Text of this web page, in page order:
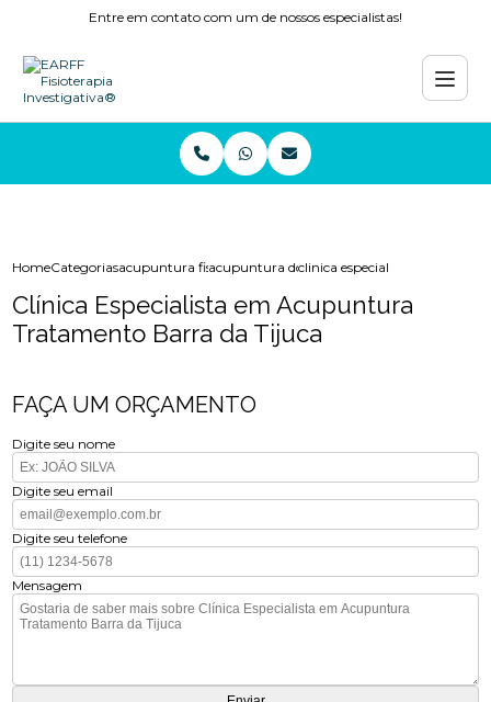
Entre em contato com um de nossos especialistas!
HomeCategoriasacupuntura fisioterapia
acupuntura dorclinica especialista em
Clínica Especialista em Acupuntura
Tratamento Barra da Tijuca
FAÇA UM ORÇAMENTO
Digite seu nome
Digite seu email
Digite seu telefone
Mensagem